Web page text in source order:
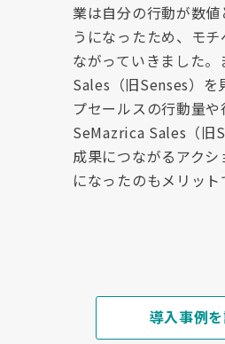
業は自分の行動が数
うになったため、モ
ながっていきました
Sales（旧Senses）を
プセールスの行動量や
SeMazrica Sales（旧
成果につながるアク
になったのもメリット
導入事例